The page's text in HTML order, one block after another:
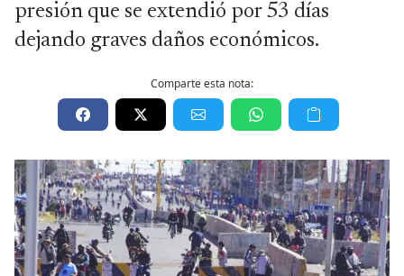
presión que se extendió por 53 días
dejando graves daños económicos.
Comparte esta nota: